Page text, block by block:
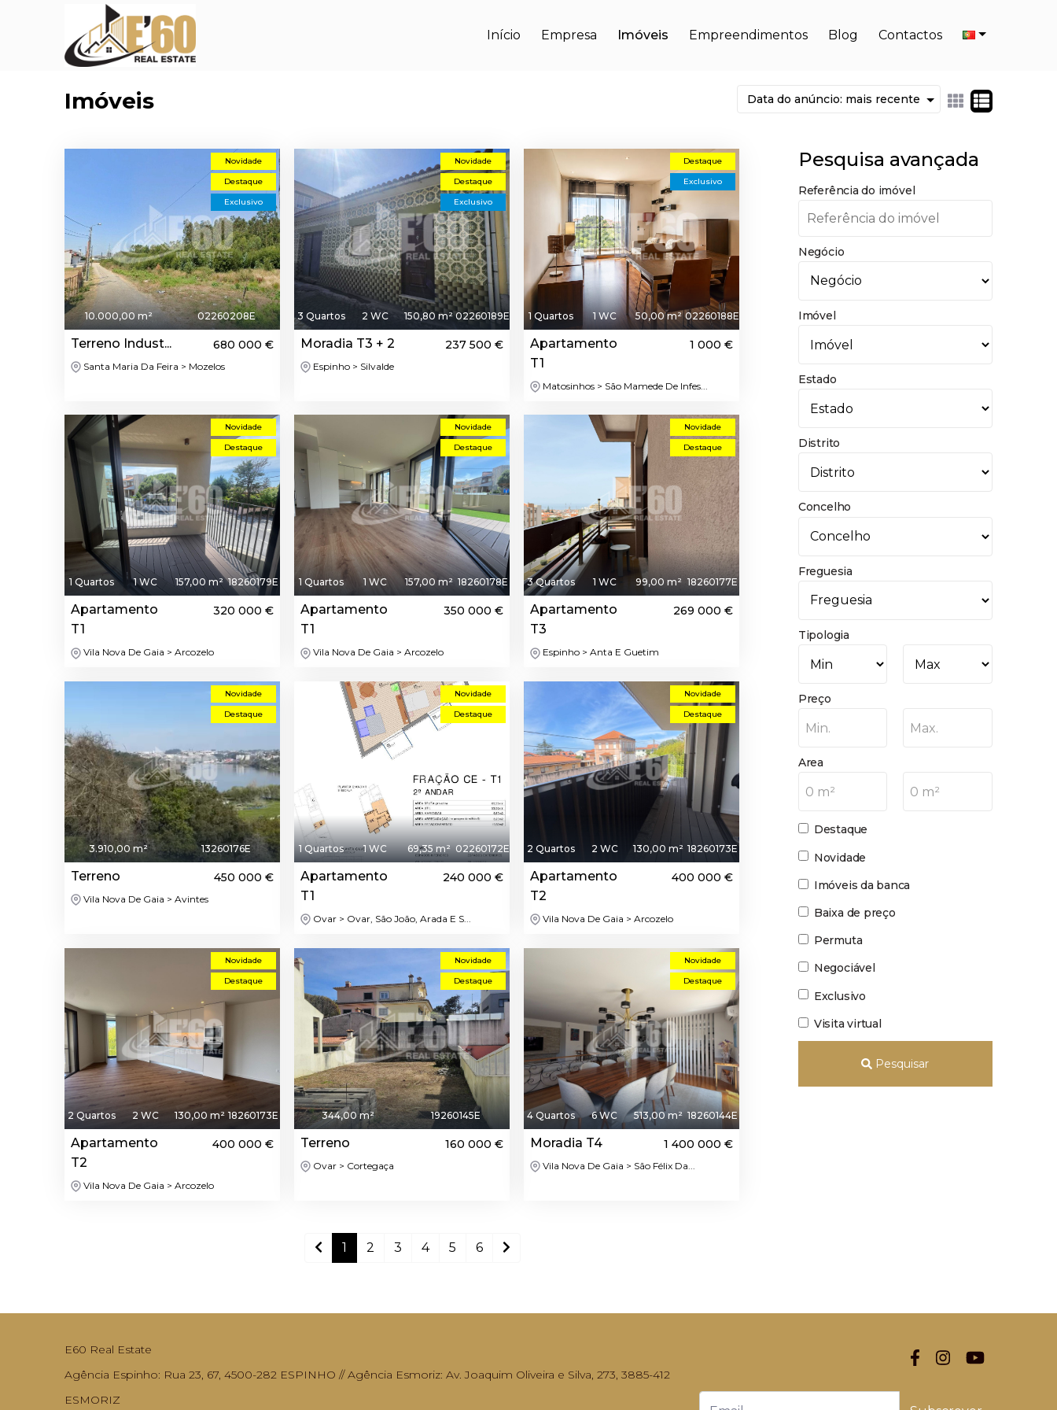
Início Empresa Imóveis Empreendimentos Blog Contactos
Imóveis
Novidade
Destaque
Exclusivo
10.000,00 m² 02260208E
Terreno Indust... 680 000 €
Santa Maria Da Feira > Mozelos
Novidade
Destaque
Exclusivo
3 Quartos 2 WC 150,80 m² 02260189E
Moradia T3 + 2 237 500 €
Espinho > Silvalde
Destaque
Exclusivo
1 Quartos 1 WC 50,00 m² 02260188E
Apartamento
T1
1 000 €
Matosinhos > São Mamede De Infes...
Novidade
Destaque
1 Quartos 1 WC 157,00 m² 18260179E
Apartamento
T1
320 000 €
Vila Nova De Gaia > Arcozelo
Novidade
Destaque
1 Quartos 1 WC 157,00 m² 18260178E
Apartamento
T1
350 000 €
Vila Nova De Gaia > Arcozelo
Novidade
Destaque
3 Quartos 1 WC 99,00 m² 18260177E
Apartamento
T3
269 000 €
Espinho > Anta E Guetim
Novidade
Destaque
3.910,00 m² 13260176E
Terreno 450 000 €
Vila Nova De Gaia > Avintes
Novidade
Destaque
1 Quartos 1 WC 69,35 m² 02260172E
Apartamento
T1
240 000 €
Ovar > Ovar, São João, Arada E S...
Novidade
Destaque
2 Quartos 2 WC 130,00 m² 18260173E
Apartamento
T2
400 000 €
Vila Nova De Gaia > Arcozelo
Novidade
Destaque
2 Quartos 2 WC 130,00 m² 18260173E
Apartamento
T2
400 000 €
Vila Nova De Gaia > Arcozelo
Novidade
Destaque
344,00 m² 19260145E
Terreno 160 000 €
Ovar > Cortegaça
Novidade
Destaque
4 Quartos 6 WC 513,00 m² 18260144E
Moradia T4 1 400 000 €
Vila Nova De Gaia > São Félix Da...
1 2 3 4 5 6
Pesquisa avançada
Referência do imóvel
Negócio
Imóvel
Estado
Distrito
Concelho
Freguesia
Tipologia
Preço
Min. Max.
Area
0 m² 0 m²
Destaque
Novidade
Imóveis da banca
Baixa de preço
Permuta
Negociável
Exclusivo
Visita virtual
Pesquisar
E60 Real Estate
Agência Espinho: Rua 23, 67, 4500-282 ESPINHO // Agência Esmoriz: Av. Joaquim Oliveira e Silva, 273, 3885-412
ESMORIZ